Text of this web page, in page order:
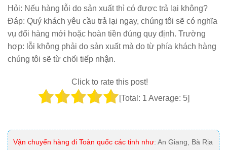
Hỏi: Nếu hàng lỗi do sản xuất thì có được trả lại không?
Đáp: Quý khách yêu cầu trả lại ngay, chúng tôi sẽ có nghĩa
vụ đổi hàng mới hoặc hoàn tiền đúng quy định. Trường
hợp: lỗi không phải do sản xuất mà do từ phía khách hàng
chúng tôi sẽ từ chối tiếp nhận.
Click to rate this post!
[Total: 1 Average: 5]
Vận chuyển hàng đi Toàn quốc các tỉnh như: An Giang, Bà Rịa